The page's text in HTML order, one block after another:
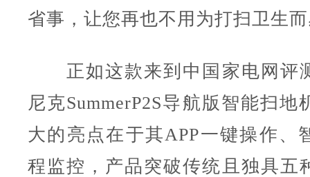
省事，让您再也不用为打扫卫生
正如这款来到中国家电网评
尼克SummerP2S导航版智能扫地
大的亮点在于其APP一键操作、
程监控，产品突破传统且独具五